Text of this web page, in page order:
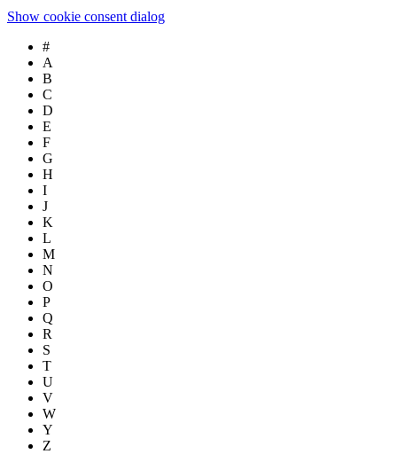
Show cookie consent dialog
#
A
B
C
D
E
F
G
H
I
J
K
L
M
N
O
P
Q
R
S
T
U
V
W
Y
Z